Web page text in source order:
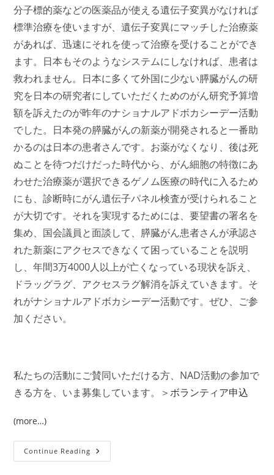
分子標的薬などの医薬品が使える遺伝子変異がなければ
標準治療を使いますが、遺伝子変異にマッチした治療薬
があれば、迅速にそれを使って治療を受けることができ
ます。日本もそのようなシステムにしなければ、患者は
救われません。日本に多くて外国に少ない膵臓がんの研
究を日本の研究者にしていただくためのがん研究予算増
額を訴えたのが昨年のナショナルアドボカシーデー活動
でした。日本発の膵臓がんの新薬が開発されると一番助
かるのは日本の患者さんです。お薬がなくなり、後は死
ぬことを待つだけだった時代から、がん細胞の特徴にあ
わせた治療薬が選択できるゲノム医療の時代に入るため
にも、診断時にがん遺伝子パネル検査が受けられること
が大切です。それを実現するためには、要望書の署名を
集め、国会議員と面談して、膵臓がん患者さんが承認さ
れた新薬にアクセスできなくて困っていることを説明
し、年間3万4000人以上が亡くなっている現状を訴え、
ドラッグラグ、アクセスラグ解消を訴えていきます。そ
れがナショナルアドボカシーデー活動です。ぜひ、ご参
加ください。
私たちの活動にご賛同いただける方、NAD活動の参加で
きる方を、いま募集しています。＞ボランティア申込
(more…)
Continue Reading ボ
ラ